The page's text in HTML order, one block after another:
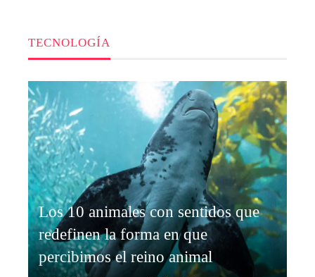
TECNOLOGÍA
Los 10 animales con sentidos que
redefinen la forma en que
percibimos el reino animal